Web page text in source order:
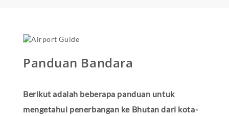
Panduan Bandara
Berikut adalah beberapa panduan untuk
mengetahui penerbangan ke Bhutan dari kota-